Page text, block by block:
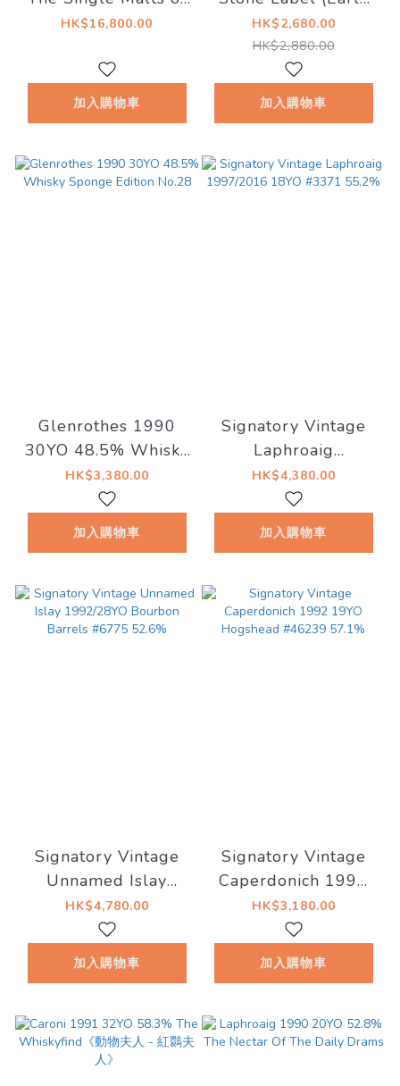
Scotland - Director's
HK$16,800.00
加入購物車
2000s)
HK$2,680.00
HK$2,880.00
加入購物車
Glenrothes 1990
30YO 48.5% Whisky
Sponge Edition
No.28
HK$3,380.00
加入購物車
Signatory Vintage
Laphroaig
1997/2016 18YO
#3371 55.2%
HK$4,380.00
加入購物車
Signatory Vintage
Unnamed Islay
1992/28YO Bourbon
Barrels #6775
52.6%
HK$4,780.00
加入購物車
Signatory Vintage
Caperdonich 1992
19YO Hogshead
#46239 57.1%
HK$3,180.00
加入購物車